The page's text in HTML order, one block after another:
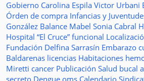
Gobierno Carolina Espila Victor Urbani
Órden de compra Infancias y
González Balance Mabel Sonia Cabral
Hospital “El Cruce” funcional
Fundación Delfina Sarrasín Embarazo
Baldarenas licencias Habitaciones
Miretti cancer Publicación Salud bucal
secreto Dengue oms Calendario